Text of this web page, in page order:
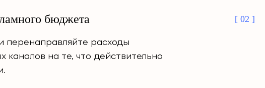
бюджета
перенаправляйте расходы
каналов на те, что действительно
[ 02 ]